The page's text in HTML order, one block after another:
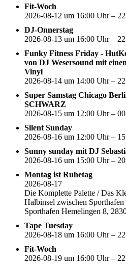
Fit-Woch
2026-08-12 um 16:00 Uhr –
DJ-Onnerstag
2026-08-13 um 16:00 Uhr –
Funky Fitness Friday -
von DJ Wesersound mit
Vinyl
2026-08-14 um 14:00 Uhr –
Super Samstag Chicago
SCHWARZ
2026-08-15 um 12:00 Uhr –
Silent Sunday
2026-08-16 um 12:00 Uhr –
Sunny sunday mit DJ
2026-08-16 um 15:00 Uhr –
Montag ist Ruhetag
2026-08-17
Die Komplette Palette / Das
Halbinsel zwischen
Sporthafen Hemelingen 8,
Tape Tuesday
2026-08-18 um 16:00 Uhr –
Fit-Woch
2026-08-19 um 16:00 Uhr –